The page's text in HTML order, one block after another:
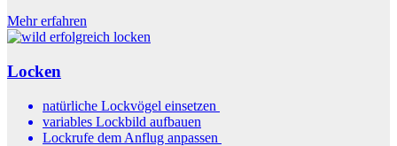
Mehr erfahren
Locken
natürliche Lockvögel einsetzen
variables Lockbild aufbauen
Lockrufe dem Anflug anpassen